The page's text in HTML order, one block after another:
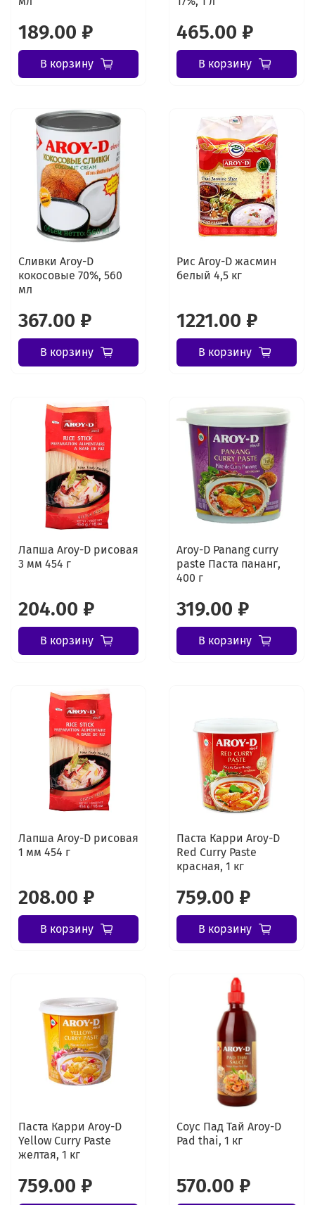
189.00 ₽
В корзину
465.00 ₽
В корзину
Сливки Aroy-D
кокосовые 70%, 560
мл
367.00 ₽
В корзину
Рис Aroy-D жасмин
белый 4,5 кг
1221.00 ₽
В корзину
Лапша Aroy-D рисовая
3 мм 454 г
204.00 ₽
В корзину
Aroy-D Panang curry
paste Паста пананг,
400 г
319.00 ₽
В корзину
Лапша Aroy-D рисовая
1 мм 454 г
208.00 ₽
В корзину
Паста Карри Aroy-D
Red Curry Paste
красная, 1 кг
759.00 ₽
В корзину
Паста Карри Aroy-D
Yellow Curry Paste
желтая, 1 кг
759.00 ₽
Соус Пад Тай Aroy-D
Pad thai, 1 кг
570.00 ₽